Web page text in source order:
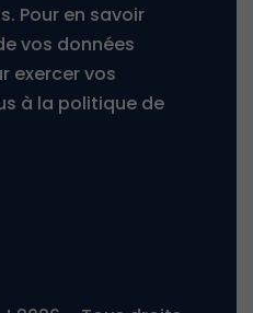
Pour en savoir
vos données
exercer vos
à la politique de